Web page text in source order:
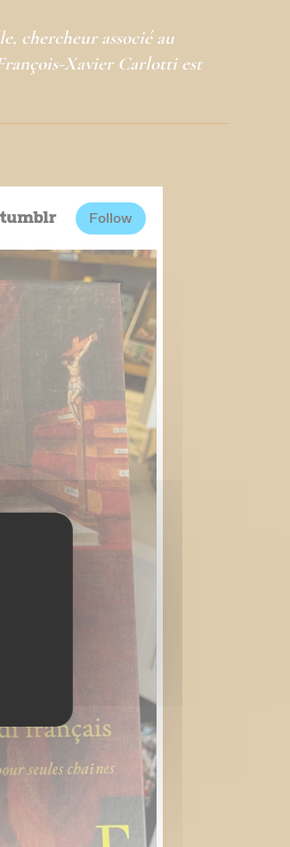
chercheur associé au
Xavier Carlotti est